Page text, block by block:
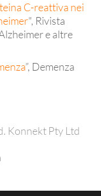
C-reattiva nei
", Rivista
e altre
”, Demenza
Konnekt Pty Ltd